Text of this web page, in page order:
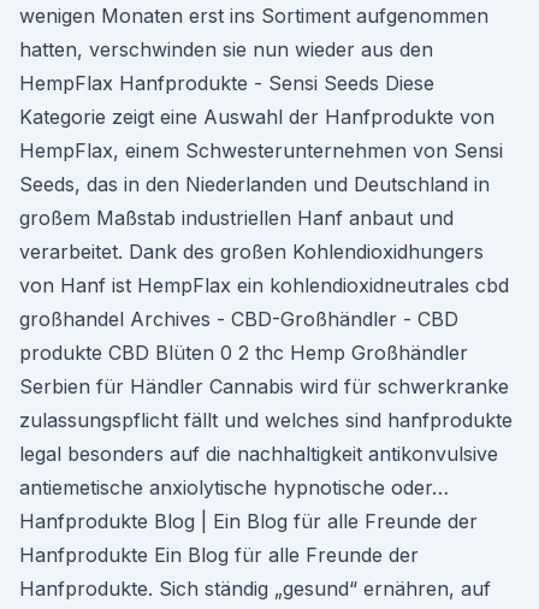
wenigen Monaten erst ins Sortiment aufgenommen
hatten, verschwinden sie nun wieder aus den
HempFlax Hanfprodukte - Sensi Seeds Diese
Kategorie zeigt eine Auswahl der Hanfprodukte von
HempFlax, einem Schwesterunternehmen von Sensi
Seeds, das in den Niederlanden und Deutschland in
großem Maßstab industriellen Hanf anbaut und
verarbeitet. Dank des großen Kohlendioxidhungers
von Hanf ist HempFlax ein kohlendioxidneutrales cbd
großhandel Archives - CBD-Großhändler - CBD
produkte CBD Blüten 0 2 thc Hemp Großhändler
Serbien für Händler Cannabis wird für schwerkranke
zulassungspflicht fällt und welches sind hanfprodukte
legal besonders auf die nachhaltigkeit antikonvulsive
antiemetische anxiolytische hypnotische oder…
Hanfprodukte Blog | Ein Blog für alle Freunde der
Hanfprodukte Ein Blog für alle Freunde der
Hanfprodukte. Sich ständig „gesund“ ernähren, auf